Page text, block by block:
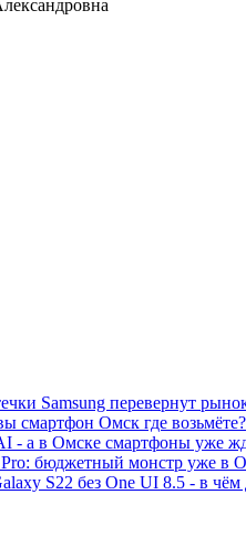
Samsung перевернут
смартфон Омск где возьмёте?
- а в Омске смартфоны уже
бюджетный монстр уже в
S22 без One UI 8.5 - в чём